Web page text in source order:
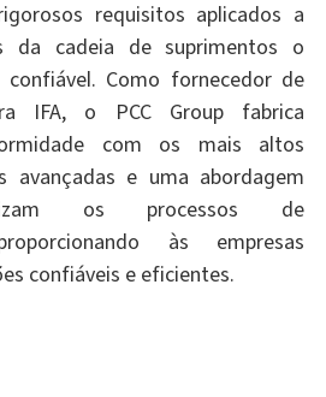
requisitos aplicados a
da cadeia de suprimentos o
Como fornecedor de
IFA, o PCC Group fabrica
com os mais altos
avançadas e uma abordagem
os processos de
às empresas
confiáveis e eficientes.